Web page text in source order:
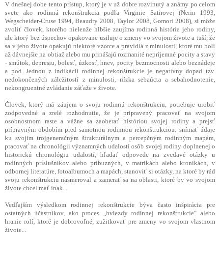
V dnešnej dobe tento prístup, ktorý je v už dobre rozvinutý a známy po celom
svete ako rodinná rekonštrukcia podľa Virginie Satirovej (Nerin 1993,
Wegscheider-Cruse 1994, Beaudry 2008, Taylor 2008, Gomori 2008), si môže
zvoliť človek, ktorého nielenže hlbšie zaujíma rodinná história jeho rodiny,
ale ktorý bez úspechov opakovane usiluje o zmeny vo svojom živote a tuší, že
sa v jeho živote opakujú niektoré vzorce a pravidlá z minulosti, ktoré mu boli
až dávnejšie na obtiaž alebo mu prinášajú rozmanité nepríjemné pocity a stavy
- smútok, depresiu, bolesť, úzkosť, hnev, pocity bezmocnosti alebo beznádeje
a pod. Jednou z indikácií rodinnej rekonštrukcie je negatívny dopad tzv.
nedokončených záležitostí z minulosti, nízka sebaúcta a sebahodnotenie,
nekongruentné zvládanie záťaže v živote.
Človek, ktorý má záujem o svoju rodinnú rekonštrukciu, potrebuje urobiť
zodpovedné a zrelé rozhodnutie, že je pripravený pracovať na svojom
osobnostnom raste a vážne sa zaoberať históriou svojej rodiny a prejsť
prípravným obdobím pred samotnou rodinnou rekonštrukciou: snímať údaje
ku svojim trojgeneračným štrukturálnym a percepčným rodinným mapám,
pracovať na chronológii významných udalostí osôb svojej rodiny doplnenej o
historickú chronológiu udalostí, hľadať odpovede na zvedavé otázky u
rodinných príslušníkov alebo príbuzných, v matrikách alebo kronikách, v
odbornej literatúre, fotoalbumoch a mapách, stanoviť si otázky, na ktoré by rád
svoju rekonštrukciu nasmeroval a zamerať sa na oblasti, ktoré by vo svojom
živote chcel mať inak...
Vedľajším výsledkom rodinnej rekonštrukcie býva často inšpirácia pre
ostatných účastníkov, ako proces „hviezdy rodinnej rekonštrukcie“ alebo
hranie rolí, ktoré je dobrovoľné, zužitkovať pre zmeny vo svojom vlastnom
živote...